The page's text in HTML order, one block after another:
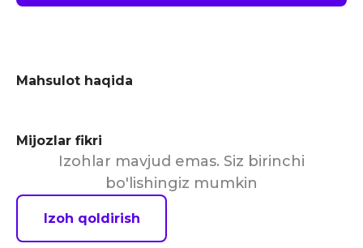
Mahsulot haqida
Mijozlar fikri
Izohlar mavjud emas. Siz birinchi
bo'lishingiz mumkin
Izoh qoldirish